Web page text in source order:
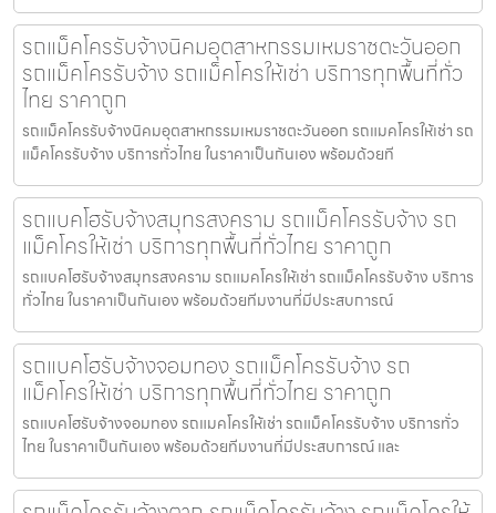
รถแม็คโครรับจ้างนิคมอุตสาหกรรมเหมราชตะวันออก
รถแม็คโครรับจ้าง รถแม็คโครให้เช่า บริการทุกพื้นที่ทั่ว
ไทย ราคาถูก
รถแม็คโครรับจ้างนิคมอุตสาหกรรมเหมราชตะวันออก รถแมคโครให้เช่า รถ
แม็คโครรับจ้าง บริการทั่วไทย ในราคาเป็นกันเอง พร้อมด้วยที
รถแบคโฮรับจ้างสมุทรสงคราม รถแม็คโครรับจ้าง รถ
แม็คโครให้เช่า บริการทุกพื้นที่ทั่วไทย ราคาถูก
รถแบคโฮรับจ้างสมุทรสงคราม รถแมคโครให้เช่า รถแม็คโครรับจ้าง บริการ
ทั่วไทย ในราคาเป็นกันเอง พร้อมด้วยทีมงานที่มีประสบการณ์
รถแบคโฮรับจ้างจอมทอง รถแม็คโครรับจ้าง รถ
แม็คโครให้เช่า บริการทุกพื้นที่ทั่วไทย ราคาถูก
รถแบคโฮรับจ้างจอมทอง รถแมคโครให้เช่า รถแม็คโครรับจ้าง บริการทั่ว
ไทย ในราคาเป็นกันเอง พร้อมด้วยทีมงานที่มีประสบการณ์ และ